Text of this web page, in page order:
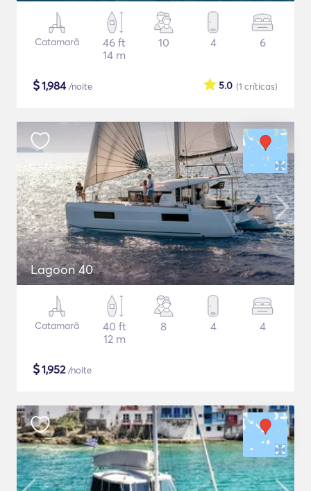
Catamarã
46 ft
14 m
10 4 6
$1,984/noite (1 críticas)
5.0
Lagoon 40
Catamarã
40 ft
12 m
8 4 4
$1,952/noite